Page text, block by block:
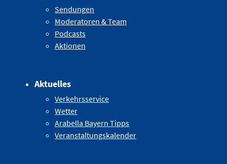
Sendungen
Moderatoren & Team
Podcasts
Aktionen
Aktuelles
Verkehrsservice
Wetter
Arabella Bayern Tipps
Veranstaltungskalender